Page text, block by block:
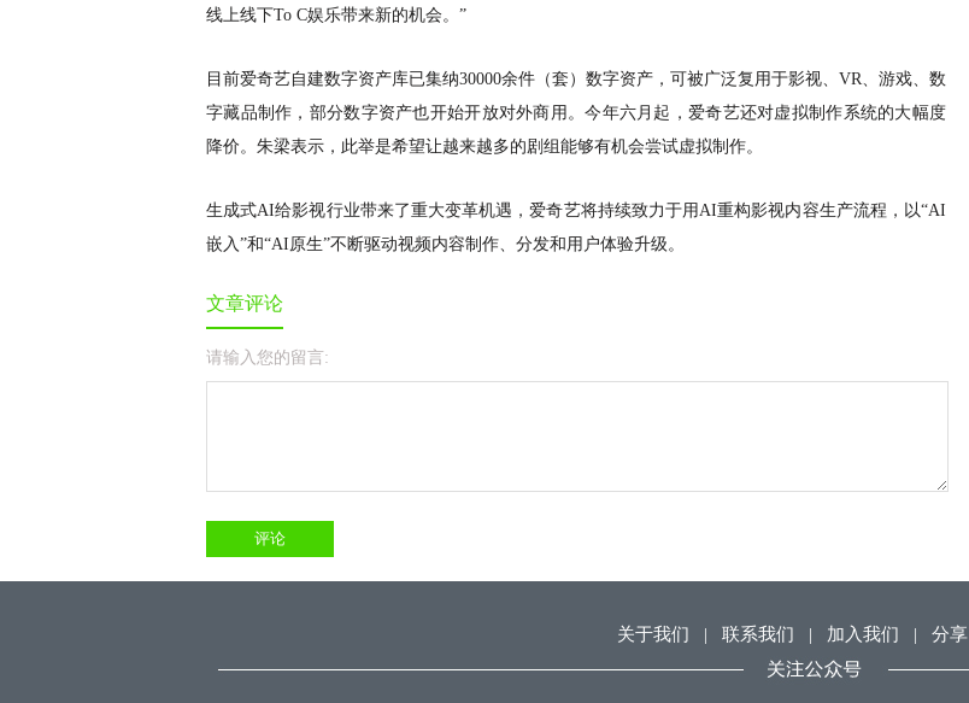
线上线下To C娱乐带来新的机会。”
目前爱奇艺自建数字资产库已集纳30000余件（套）数字资产，可被广泛复用于影视、VR、游戏、数
字藏品制作，部分数字资产也开始开放对外商用。今年六月起，爱奇艺还对虚拟制作系统的大幅度
降价。朱梁表示，此举是希望让越来越多的剧组能够有机会尝试虚拟制作。
生成式AI给影视行业带来了重大变革机遇，爱奇艺将持续致力于用AI重构影视内容生产流程，以“AI
嵌入”和“AI原生”不断驱动视频内容制作、分发和用户体验升级。
文章评论
请输入您的留言:
关于我们 | 联系我们 | 加入我们 | 分享